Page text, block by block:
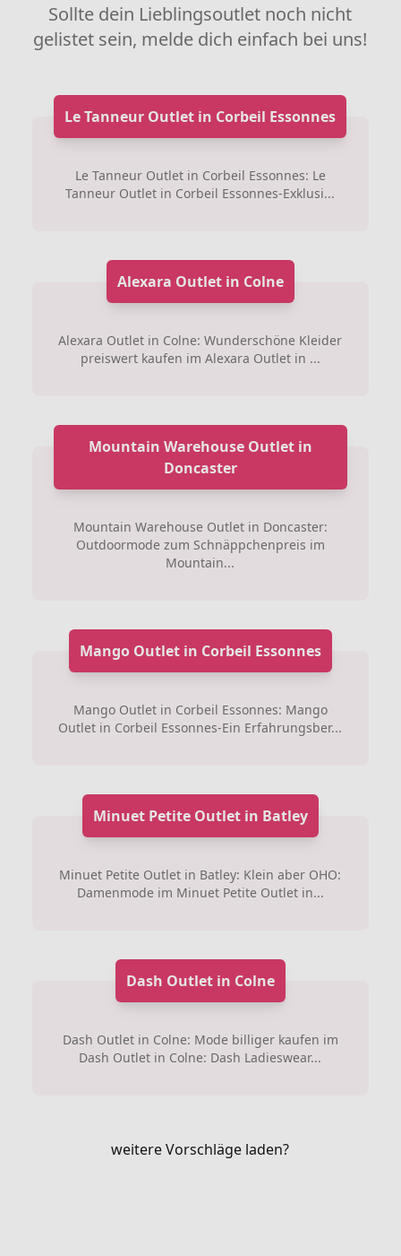
Sollte dein Lieblingsoutlet noch nicht
gelistet sein, melde dich einfach bei uns!
Le Tanneur Outlet in Corbeil Essonnes
Le Tanneur Outlet in Corbeil Essonnes: Le
Tanneur Outlet in Corbeil Essonnes-Exklusi...
Alexara Outlet in Colne
Alexara Outlet in Colne: Wunderschöne Kleider
preiswert kaufen im Alexara Outlet in ...
Mountain Warehouse Outlet in
Doncaster
Mountain Warehouse Outlet in Doncaster:
Outdoormode zum Schnäppchenpreis im
Mountain...
Mango Outlet in Corbeil Essonnes
Mango Outlet in Corbeil Essonnes: Mango
Outlet in Corbeil Essonnes-Ein Erfahrungsber...
Minuet Petite Outlet in Batley
Minuet Petite Outlet in Batley: Klein aber OHO:
Damenmode im Minuet Petite Outlet in...
Dash Outlet in Colne
Dash Outlet in Colne: Mode billiger kaufen im
Dash Outlet in Colne: Dash Ladieswear...
weitere Vorschläge laden?